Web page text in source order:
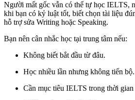
Người mất gốc vẫn có thể tự học IELTS,
khi bạn có kỷ luật tốt, biết chọn tài liệu
hỗ trợ sửa Writing hoặc Speaking.
Bạn nên cân nhắc học tại trung tâm nếu:
Không biết bắt đầu từ đâu.
Học nhiều lần nhưng không tiến bộ.
Cần mục tiêu IELTS trong thời gian